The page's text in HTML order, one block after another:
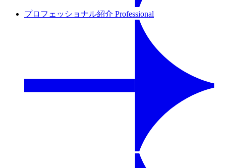
プロフェッショナル紹介 Professional